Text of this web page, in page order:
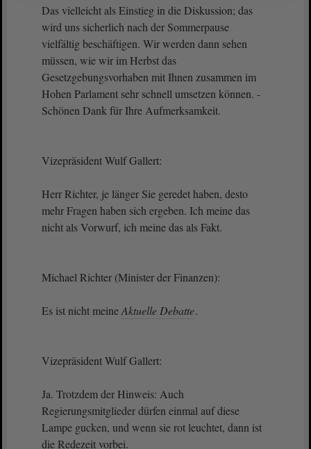
Das vielleicht als Einstieg in die Diskussion; das
wird uns sicherlich nach der Sommerpause
vielfältig beschäftigen. Wir werden dann sehen
müssen, wie wir im Herbst das
Gesetzgebungsvorhaben mit Ihnen zusammen im
Hohen Parlament sehr schnell umsetzen können. -
Schönen Dank für Ihre Aufmerksamkeit.
Vizepräsident Wulf Gallert:
Herr Richter, je länger Sie geredet haben, desto
mehr Fragen haben sich ergeben. Ich meine das
nicht als Vorwurf, ich meine das als Fakt.
Michael Richter (Minister der Finanzen):
Es ist nicht meineAktuelle Debatte.
Vizepräsident Wulf Gallert:
Ja. Trotzdem der Hinweis: Auch
Regierungsmitglieder dürfen einmal auf diese
Lampe gucken, und wenn sie rot leuchtet, dann ist
die Redezeit vorbei.